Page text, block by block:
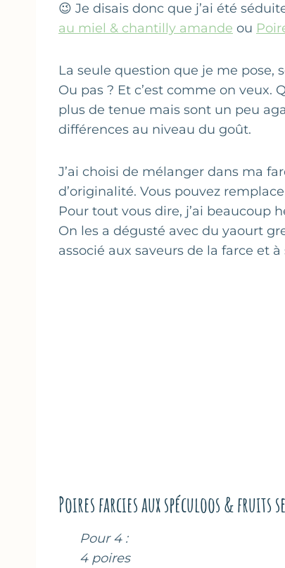
😉 Je disais donc que j’ai été
au miel & chantilly amande ou
La seule question que je me pose,
Ou pas ? Et c’est comme on veux.
plus de tenue mais sont un peu
différences au niveau du goût.
J’ai choisi de mélanger dans ma
d’originalité. Vous pouvez
Pour tout vous dire, j’ai beaucoup
On les a dégusté avec du yaourt
associé aux saveurs de la farce et
Poires farcies aux spéculoos & fruits
Pour 4 :
4 poires